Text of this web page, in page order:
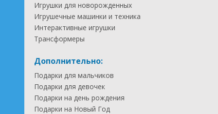
Игрушки для новорожденных
Игрушечные машинки и техника
Интерактивные игрушки
Трансформеры
Дополнительно:
Подарки для мальчиков
Подарки для девочек
Подарки на день рождения
Подарки на Новый Год